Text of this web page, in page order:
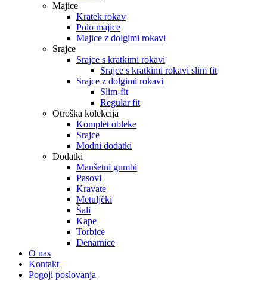
Majice
Kratek rokav
Polo majice
Majice z dolgimi rokavi
Srajce
Srajce s kratkimi rokavi
Srajce s kratkimi rokavi slim fit
Srajce z dolgimi rokavi
Slim-fit
Regular fit
Otroška kolekcija
Komplet obleke
Srajce
Modni dodatki
Dodatki
Manšetni gumbi
Pasovi
Kravate
Metuljčki
Šali
Kape
Torbice
Denarnice
O nas
Kontakt
Pogoji poslovanja